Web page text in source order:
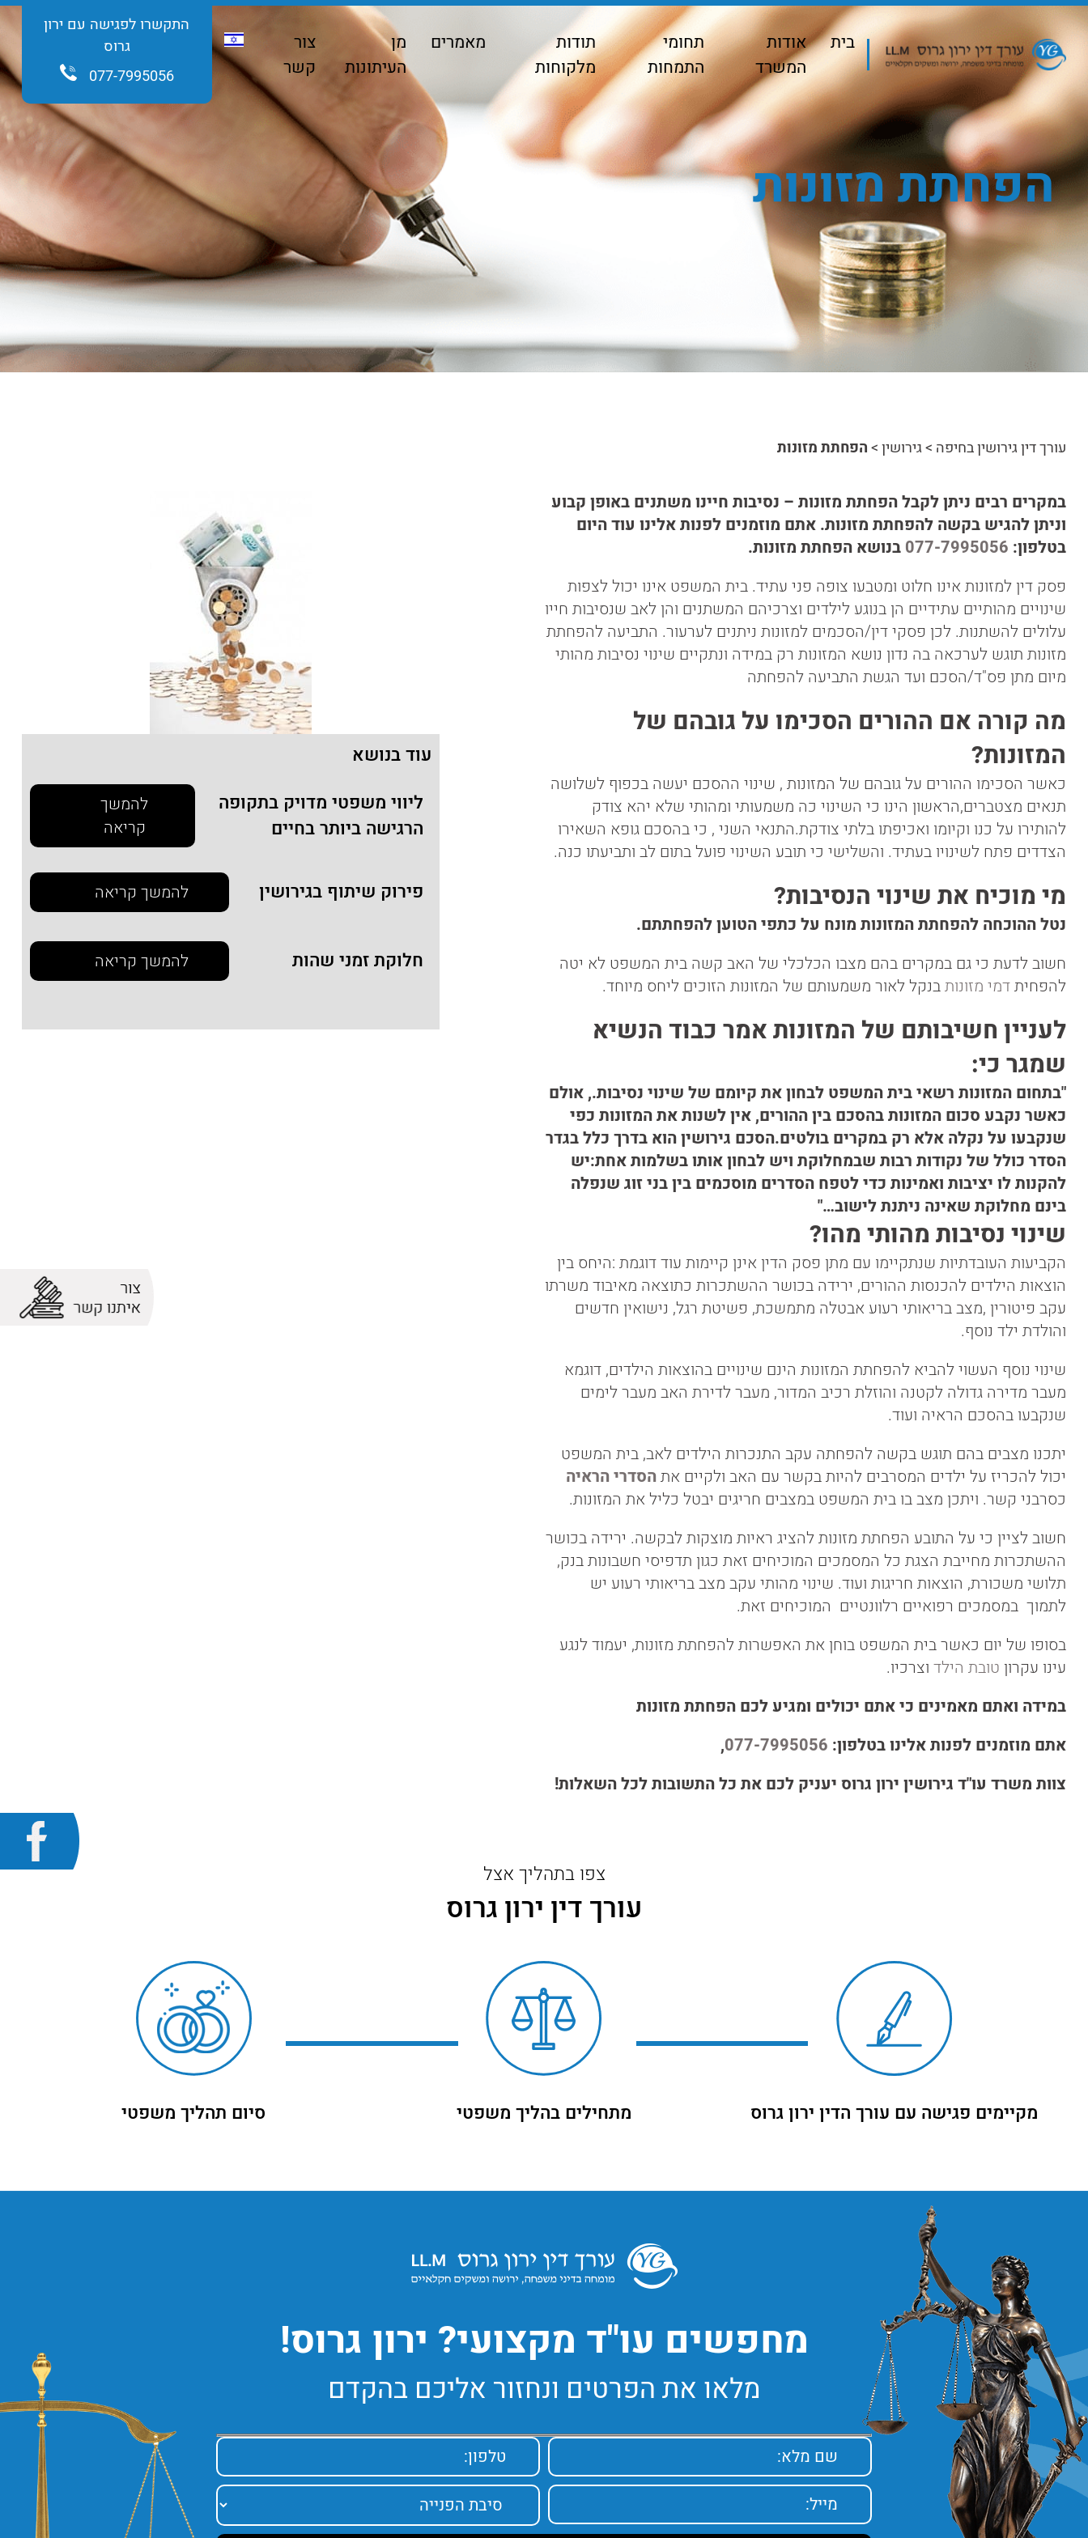
בית
אודות
המשרד
תחומי
התמחות
תודות
מלקוחות
מאמרים
מן
העיתונות
צור
קשר
התקשרו לפגישה עם ירון
גרוס
077-7995056
הפחתת מזונות
עורך דין גירושין בחיפה >גירושין>הפחתת מזונות
במקרים רבים ניתן לקבל הפחתת מזונות – נסיבות חיינו משתנים באופן קבוע
וניתן להגיש בקשה להפחתת מזונות. אתם מוזמנים לפנות אלינו עוד היום
בטלפון: 077-7995056 בנושא הפחתת מזונות.
פסק דין למזונות אינו חלוט ומטבעו צופה פני עתיד. בית המשפט אינו יכול לצפות
שינויים מהותיים עתידיים הן בנוגע לילדים וצרכיהם המשתנים והן לאב שנסיבות חייו
עלולים להשתנות. לכן פסקי דין/הסכמים למזונות ניתנים לערעור. התביעה להפחתת
מזונות תוגש לערכאה בה נדון נושא המזונות רק במידה ונתקיים שינוי נסיבות מהותי
מיום מתן פס"ד/הסכם ועד הגשת התביעה להפחתה
מה קורה אם ההורים הסכימו על גובהם של
המזונות?
כאשר הסכימו ההורים על גובהם של המזונות , שינוי ההסכם יעשה בכפוף לשלושה
תנאים מצטברים,הראשון הינו כי השינוי כה משמעותי ומהותי שלא יהא צודק
להותירו על כנו וקיומו ואכיפתו בלתי צודקת.התנאי השני , כי בהסכם גופא השאירו
הצדדים פתח לשינויו בעתיד. והשלישי כי תובע השינוי פועל בתום לב ותביעתו כנה.
מי מוכיח את שינוי הנסיבות?
נטל ההוכחה להפחתת המזונות מונח על כתפי הטוען להפחתתם.
חשוב לדעת כי גם במקרים בהם מצבו הכלכלי של האב קשה בית המשפט לא יטה
להפחיתדמי מזונותבנקל לאור משמעותם של המזונות הזוכים ליחס מיוחד.
לעניין חשיבותם של המזונות אמר כבוד הנשיא
שמגר כי:
"בתחום המזונות רשאי בית המשפט לבחון את קיומם של שינוי נסיבות., אולם
כאשר נקבע סכום המזונות בהסכם בין ההורים, אין לשנות את המזונות כפי
שנקבעו על נקלה אלא רק במקרים בולטים.הסכם גירושין הוא בדרך כלל בגדר
הסדר כולל של נקודות רבות שבמחלוקת ויש לבחון אותו בשלמות אחת:יש
להקנות לו יציבות ואמינות כדי לטפח הסדרים מוסכמים בין בני זוג שנפלה
בינם מחלוקת שאינה ניתנת לישוב…"
שינוי נסיבות מהותי מהו?
הקביעות העובדתיות שנתקיימו עם מתן פסק הדין אינן קיימות עוד דוגמת :היחס בין
הוצאות הילדים להכנסות ההורים, ירידה בכושר ההשתכרות כתוצאה מאיבוד משרתו
עקב פיטורין ,מצב בריאותי רעוע אבטלה מתמשכת, פשיטת רגל, נישואין חדשים
והולדת ילד נוסף.
שינוי נוסף העשוי להביא להפחתת המזונות הינם שינויים בהוצאות הילדים, דוגמא
מעבר מדירה גדולה לקטנה והוזלת רכיב המדור, מעבר לדירת האב מעבר לימים
שנקבעו בהסכם הראיה ועוד.
יתכנו מצבים בהם תוגש בקשה להפחתה עקב התנכרות הילדים לאב, בית המשפט
יכול להכריז על ילדים המסרבים להיות בקשר עם האב ולקיים אתהסדרי הראיה
כסרבני קשר. ויתכן מצב בו בית המשפט במצבים חריגים יבטל כליל את המזונות.
חשוב לציין כי על התובע הפחתת מזונות להציג ראיות מוצקות לבקשה. ירידה בכושר
ההשתכרות מחייבת הצגת כל המסמכים המוכיחים זאת כגון תדפיסי חשבונות בנק,
תלושי משכורת, הוצאות חריגות ועוד. שינוי מהותי עקב מצב בריאותי רעוע יש
לתמוך במסמכים רפואיים רלוונטיים המוכיחים זאת.
בסופו של יום כאשר בית המשפט בוחן את האפשרות להפחתת מזונות, יעמוד לנגע
עינו עקרון טובת הילדוצרכיו.
במידה ואתם מאמינים כי אתם יכולים ומגיע לכם הפחתת מזונות
אתם מוזמנים לפנות אלינו בטלפון: 077-7995056
,
צוות משרד עו"ד גירושין ירון גרוס יעניק לכם את כל התשובות לכל השאלות!
עוד בנושא
ליווי משפטי מדויק בתקופה
הרגישה ביותר בחיים
להמשך
קריאה
פירוק שיתוף בגירושין להמשך קריאה
חלוקת זמני שהות להמשך קריאה
צפו בתהליך אצל
עורך דין ירון גרוס
מקיימים פגישה עם עורך הדין ירון גרוס מתחילים בהליך משפטי סיום תהליך משפטי
מחפשים עו"ד מקצועי? ירון גרוס!
מלאו את הפרטים ונחזור אליכם בהקדם